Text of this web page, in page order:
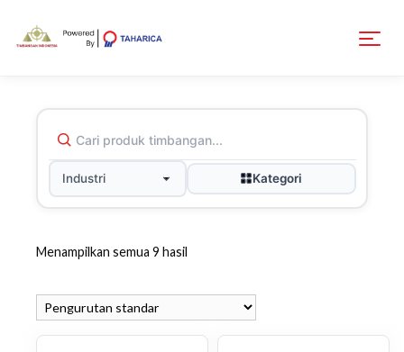
Industri Kategori
Menampilkan semua 9 hasil